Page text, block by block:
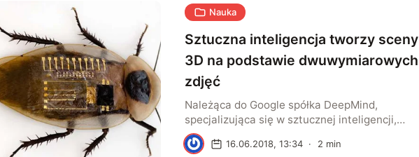
Nauka
Sztuczna inteligencja tworzy sceny
3D na podstawie dwuwymiarowych
zdjęć
Należąca do Google spółka DeepMind,
specjalizująca się w sztucznej inteligencji,
opracowała kolejne interesujące rozwiązanie
z tej dziedziny. Chodzi o sztuczną inteligencję
W 16.06.2018, 13:34 · 2 min